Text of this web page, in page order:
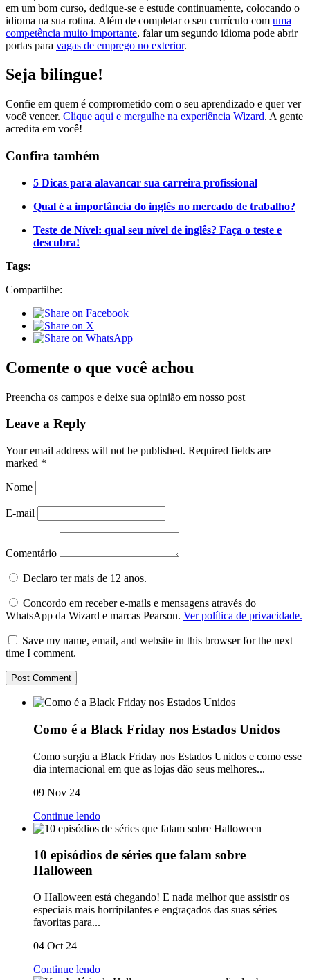
em um bom curso, dedique-se e estude continuamente, colocando o
idioma na sua rotina. Além de completar o seu currículo com uma
competência muito importante, falar um segundo idioma pode abrir
portas para vagas de emprego no exterior.
Seja bilíngue!
Confie em quem é comprometido com o seu aprendizado e quer ver
você vencer. Clique aqui e mergulhe na experiência Wizard. A gente
acredita em você!
Confira também
5 Dicas para alavancar sua carreira profissional
Qual é a importância do inglês no mercado de trabalho?
Teste de Nível: qual seu nível de inglês? Faça o teste e
descubra!
Tags:
Compartilhe:
Comente o que você achou
Preencha os campos e deixe sua opinião em nosso post
Leave a Reply
Your email address will not be published. Required fields are
marked *
Nome
E-mail
Comentário
Declaro ter mais de 12 anos.
Concordo em receber e-mails e mensagens através do
WhatsApp da Wizard e marcas Pearson. Ver política de privacidade.
Save my name, email, and website in this browser for the next
time I comment.
Como é a Black Friday nos Estados Unidos
Como surgiu a Black Friday nos Estados Unidos e como esse
dia internacional em que as lojas dão seus melhores...
09 Nov 24
Continue lendo
10 episódios de séries que falam sobre
Halloween
O Halloween está chegando! E nada melhor que assistir os
especiais mais horripilantes e engraçados das suas séries
favoritas para...
04 Oct 24
Continue lendo